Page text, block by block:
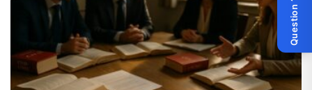
Question ?